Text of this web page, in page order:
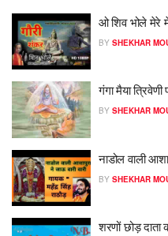
ओ शिव भोले मेरे
BY SHEKHAR
गंगा मैया
BY SHEKHAR
नाडोल वाली
BY SHEKHAR
शरणों छोड़